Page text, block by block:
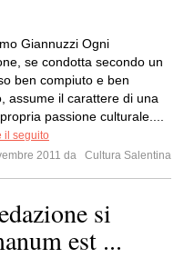
Giannuzzi Ogni
se condotta secondo un
ben compiuto e ben
assume il carattere di una
passione culturale....
il seguito
2011 da
Cultura Salentina
si
est ...